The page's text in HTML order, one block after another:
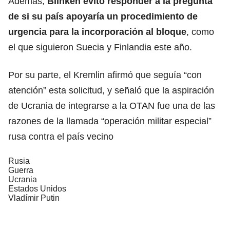
de si su país apoyaría un procedimiento de
urgencia para la incorporación al bloque, como
el que siguieron Suecia y Finlandia este año.
Por su parte, el Kremlin afirmó que seguía “con
atención” esta solicitud, y señaló que la aspiración
de Ucrania de integrarse a la OTAN fue una de las
razones de la llamada “operación militar especial”
rusa contra el país vecino
Rusia
Guerra
Ucrania
Estados Unidos
Vladímir Putin